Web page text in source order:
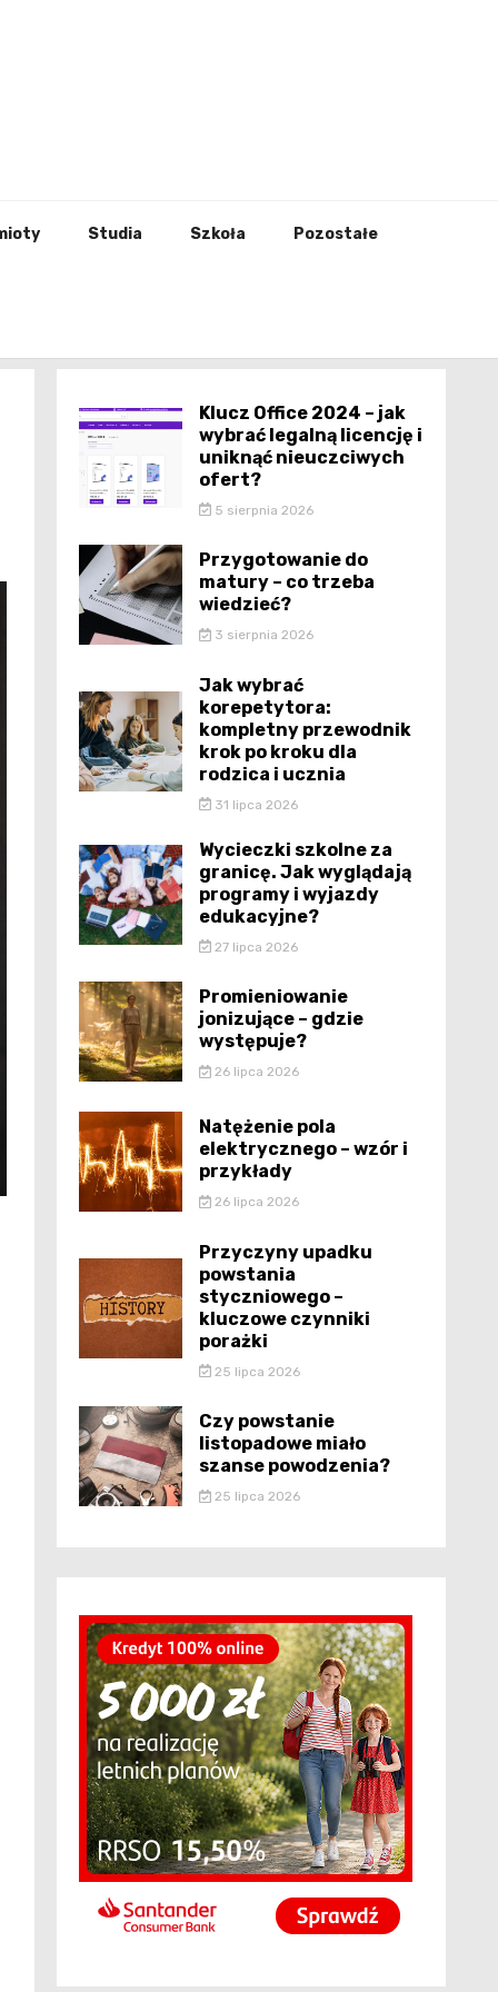
Studia Szkoła Pozostałe
Klucz Office 2024 – jak
wybrać legalną licencję i
uniknąć nieuczciwych
ofert?
5 sierpnia 2026
Przygotowanie do
matury – co trzeba
wiedzieć?
3 sierpnia 2026
Jak wybrać
korepetytora:
kompletny przewodnik
krok po kroku dla
rodzica i ucznia
31 lipca 2026
Wycieczki szkolne za
granicę. Jak wyglądają
programy i wyjazdy
edukacyjne?
27 lipca 2026
Promieniowanie
jonizujące – gdzie
występuje?
26 lipca 2026
Natężenie pola
elektrycznego – wzór i
przykłady
26 lipca 2026
Przyczyny upadku
powstania
styczniowego –
kluczowe czynniki
porażki
25 lipca 2026
Czy powstanie
listopadowe miało
szanse powodzenia?
25 lipca 2026